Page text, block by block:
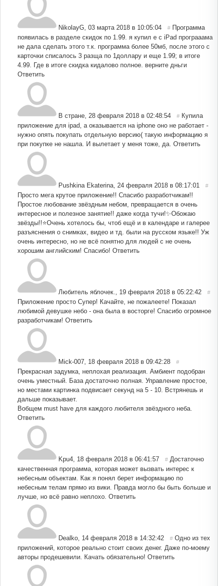
NikolayG, 03 марта 2018 в 10:05:04 # Программа
появилась в разделе скидок по 1.99. я купил е с iPad програаама
не дала сделать этого т.к. программа более 50мб, после этого с
карточки списалось 3 разща по 1доллару и еще 1.99; в итоге
4.99. Где в итоге скидка кидалово полное. верните дньги
Ответить
В стране, 28 февраля 2018 в 02:48:54 # Купила
приложение для ipad, а оказывается на iphone оно не работает -
нужно опять покупать отдельную версию( такую информацию я
при покупке не нашла. И вылетает у меня тоже, да. Ответить
Pushkina Ekaterina, 24 февраля 2018 в 08:17:01 #
Просто мега крутое приложение!! Спасибо разработчикам!!
Простое любование звёздным небом, превращается в очень
интересное и полезное занятие!! даже когда тучи!✨Обожаю
звёзды!!⭐Очень хотелось бы, чтоб ещё и в календаре и галерее
разъяснения о снимках, видео и тд. были на русском языке!! Уж
очень интересно, но не всё понятно для людей с не очень
хорошим английским! Спасибо! Ответить
Любитель яблочек., 19 февраля 2018 в 05:22:42 #
Приложение просто Супер! Качайте, не пожалеете! Показал
любимой девушке небо - она была в восторге! Спасибо огромное
разработчикам! Ответить
Mick-007, 18 февраля 2018 в 09:42:28 #
Прекрасная задумка, неплохая реализация. Амбиент подобран
очень уместный. База достаточно полная. Управление простое,
но местами картинка подвисает секунд на 5 - 10. Встрянешь и
дальше показывает.
Вобщем must have для каждого любителя звёздного неба.
Ответить
Kpu4, 18 февраля 2018 в 06:41:57 # Достаточно
качественная программа, которая может вызвать интерес к
небесным объектам. Как я понял берет информацию по
небесным телам прямо из вики. Правда могло бы быть больше и
лучше, но всё равно неплохо. Ответить
Dealko, 14 февраля 2018 в 14:32:42 # Одно из тех
приложений, которое реально стоит своих денег. Даже по-моему
авторы продешевили. Качать обязательно! Ответить